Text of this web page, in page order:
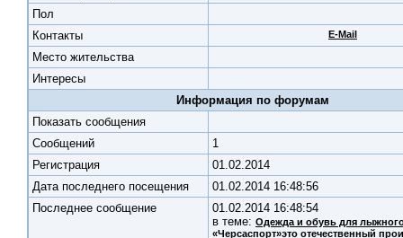
Пол
Контакты
E-Mail
Место жительства
Интересы
Информация по форумам
Показать сообщения
Cообщений
1
Регистрация
01.02.2014
Дата последнего посещения
01.02.2014 16:48:56
Последнее сообщение
01.02.2014 16:48:54
в теме: Одежда и обувь для
«Черсаспорт»это отечественный